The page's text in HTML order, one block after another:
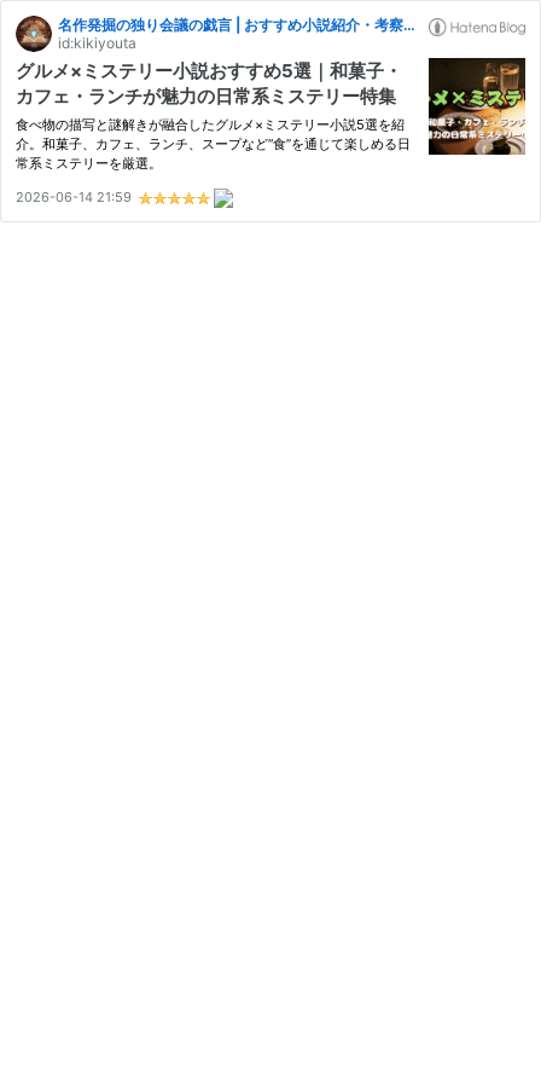
名作発掘の独り会議の戯言 | おすすめ小説紹介・考察ブログ
id:kikiyouta
グルメ×ミステリー小説おすすめ5選｜和菓子・
カフェ・ランチが魅力の日常系ミステリー特集
食べ物の描写と謎解きが融合したグルメ×ミステリー小説5選を紹
介。和菓子、カフェ、ランチ、スープなど“食”を通じて楽しめる日
常系ミステリーを厳選。
2026-06-14 21:59